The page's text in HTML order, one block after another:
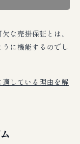
な売掛保証とは、
に機能するのでし
している理由を解